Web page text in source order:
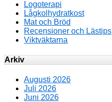
Logoterapi
Lågkolhydratkost
Mat och Bröd
Recensioner och Lästips
Viktväktarna
Arkiv
Augusti 2026
Juli 2026
Juni 2026